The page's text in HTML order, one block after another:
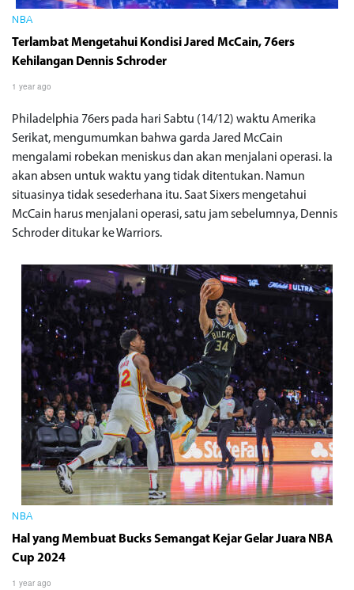
NBA
Terlambat Mengetahui Kondisi Jared McCain, 76ers
Kehilangan Dennis Schroder
1 year ago
Philadelphia 76ers pada hari Sabtu (14/12) waktu Amerika
Serikat, mengumumkan bahwa garda Jared McCain
mengalami robekan meniskus dan akan menjalani operasi. Ia
akan absen untuk waktu yang tidak ditentukan. Namun
situasinya tidak sesederhana itu. Saat Sixers mengetahui
McCain harus menjalani operasi, satu jam sebelumnya, Dennis
Schroder ditukar ke Warriors.
NBA
Hal yang Membuat Bucks Semangat Kejar Gelar Juara NBA
Cup 2024
1 year ago